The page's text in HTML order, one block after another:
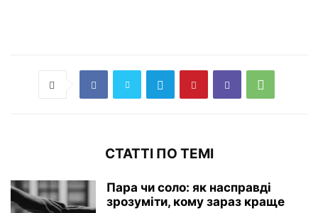
СТАТТІ ПО ТЕМІ
Пара чи соло: як насправді
зрозуміти, кому зараз краще